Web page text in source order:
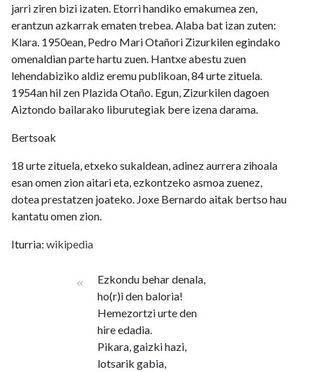
jarri ziren bizi izaten. Etorri handiko emakumea zen,
erantzun azkarrak ematen trebea. Alaba bat izan zuten:
Klara. 1950ean, Pedro Mari Otañori Zizurkilen egindako
omenaldian parte hartu zuen. Hantxe abestu zuen
lehendabiziko aldiz eremu publikoan, 84 urte zituela.
1954an hil zen Plazida Otaño. Egun, Zizurkilen dagoen
Aiztondo bailarako liburutegiak bere izena darama.
Bertsoak
18 urte zituela, etxeko sukaldean, adinez aurrera zihoala
esan omen zion aitari eta, ezkontzeko asmoa zuenez,
dotea prestatzen joateko. Joxe Bernardo aitak bertso hau
kantatu omen zion.
Iturria: wikipedia
«
Ezkondu behar denala,
ho(r)i den baloria!
Hemezortzi urte den
hire edadia.
Pikara, gaizki hazi,
lotsarik gabia,